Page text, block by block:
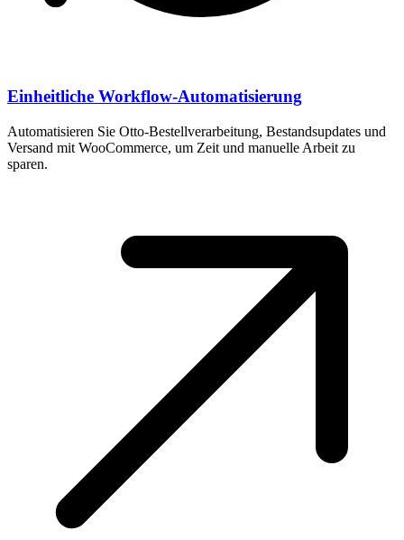
Einheitliche Workflow-Automatisierung
Automatisieren Sie Otto-Bestellverarbeitung, Bestandsupdates und
Versand mit WooCommerce, um Zeit und manuelle Arbeit zu
sparen.